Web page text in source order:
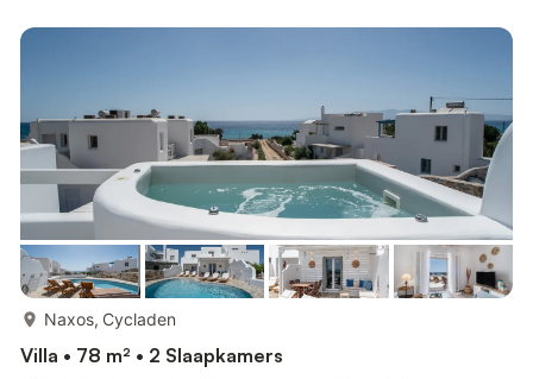
met zwembad, tuin, open terras, overdekt terras, balkon en
Naxos, Cycladen
Villa • 78 m² • 2 Slaapkamers